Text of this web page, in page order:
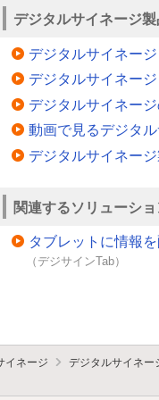
デジタルサイネージ
デジタルサイネー
デジタルサイネー
デジタルサイネー
動画で見るデジタ
デジタルサイネー
関連するソリューシ
タブレットに情報
（デジサインTab）
イネージ デジタルサイネ